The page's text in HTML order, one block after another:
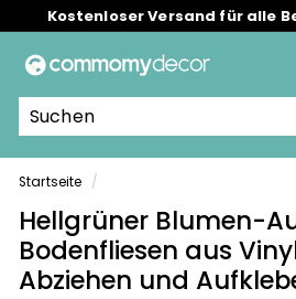
zum
Kostenloser Versand für alle
USA/UK/AU.
C
o
m
m
o
m
y
Startseite /
Hellgrüner Blumen-
Bodenfliesen aus
Abziehen und